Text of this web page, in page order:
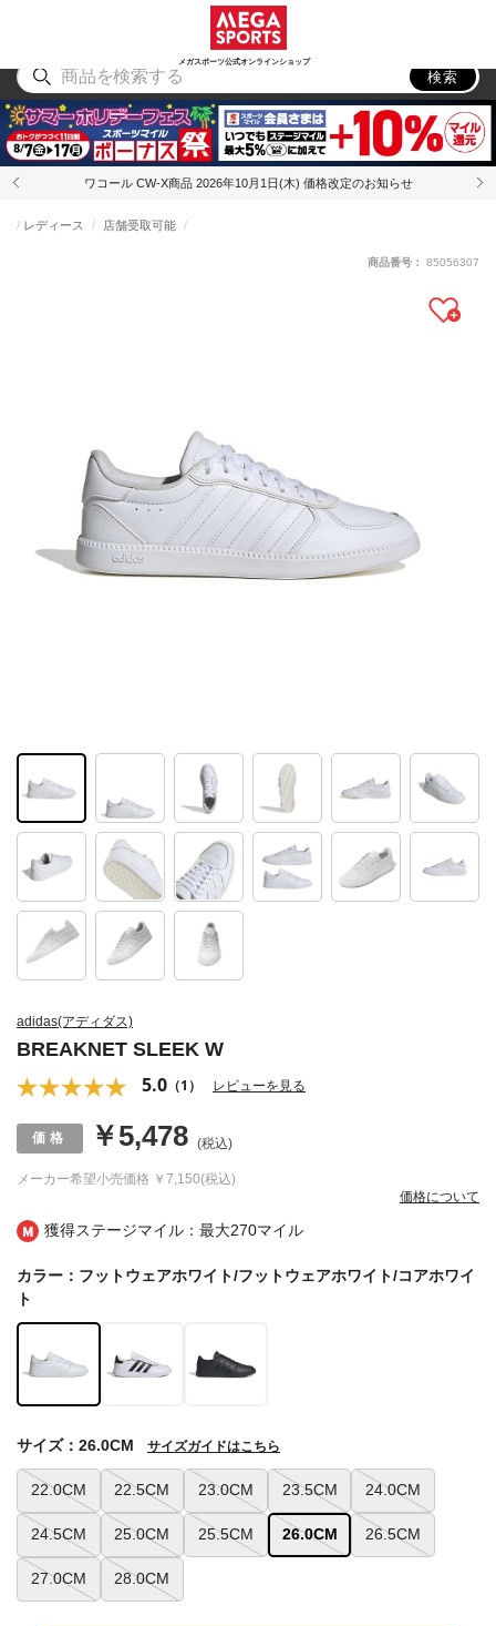
メガスポーツ公式オンラインショップ
アウトドア
検索
ワコール CW-X商品 2026年10月1日(木) 価格改定のお知らせ
獲得ステージマイル：最大270マイル
adidas(アディダス)
BREAKNET SLEEK W
5.0 （1） レビューを見る
レディース 店舗受取可能
メーカー希望小売価格 ￥7,150(税込)
￥5,478 (税込)
価格について
商品番号： 85056307
カラー：フットウェアホワイト/フットウェアホワイト/コアホワイ
ト
22.0CM 22.5CM 23.0CM 23.5CM 24.0CM
24.5CM 25.0CM 25.5CM 26.0CM 26.5CM
27.0CM 28.0CM
サイズ：26.0CM サイズガイドはこちら